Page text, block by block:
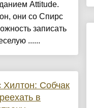
Attitude.
они со Спирс
записать
......
Хилтон: Собчак
в